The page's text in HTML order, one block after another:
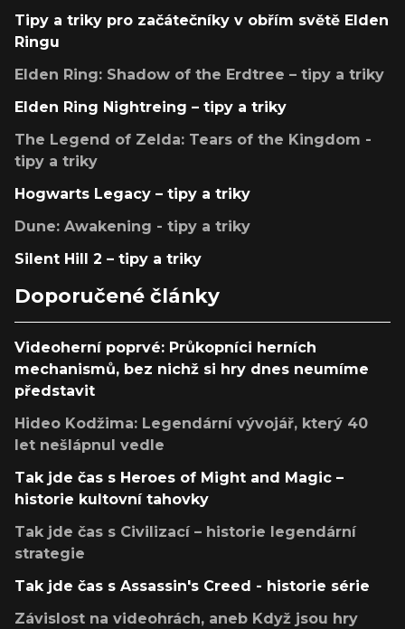
Tipy a triky pro začátečníky v obřím světě Elden
Ringu
Elden Ring: Shadow of the Erdtree – tipy a triky
Elden Ring Nightreing – tipy a triky
The Legend of Zelda: Tears of the Kingdom -
tipy a triky
Hogwarts Legacy – tipy a triky
Dune: Awakening - tipy a triky
Silent Hill 2 – tipy a triky
Doporučené články
Videoherní poprvé: Průkopníci herních
mechanismů, bez nichž si hry dnes neumíme
představit
Hideo Kodžima: Legendární vývojář, který 40
let nešlápnul vedle
Tak jde čas s Heroes of Might and Magic –
historie kultovní tahovky
Tak jde čas s Civilizací – historie legendární
strategie
Tak jde čas s Assassin's Creed - historie série
Závislost na videohrách, aneb Když jsou hry